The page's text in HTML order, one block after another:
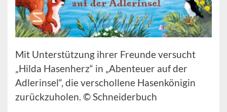
Mit Unterstützung ihrer Freunde versucht
„Hilda Hasenherz“ in „Abenteuer auf der
Adlerinsel“, die verschollene Hasenkönigin
zurückzuholen. © Schneiderbuch